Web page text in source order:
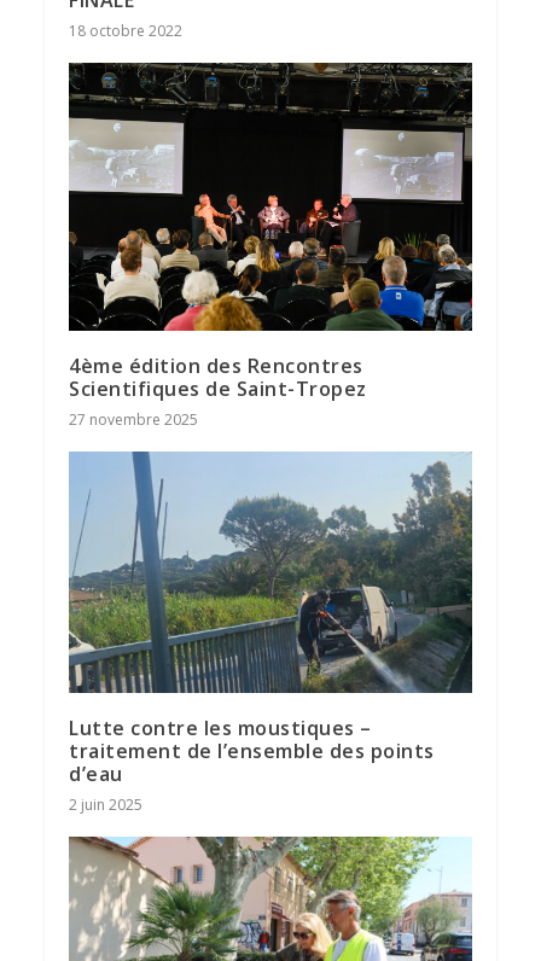
18 octobre 2022
4ème édition des Rencontres
Scientifiques de Saint-Tropez
27 novembre 2025
Lutte contre les moustiques –
traitement de l’ensemble des points
d’eau
2 juin 2025